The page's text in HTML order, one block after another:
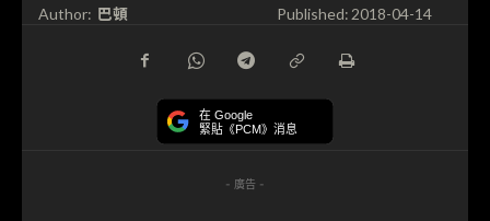
Author: 巴頓 Published:2018-04-14
在 Google
緊貼《PCM》消息
- 廣告 -